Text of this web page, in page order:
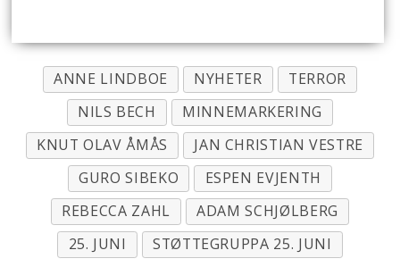
ANNE LINDBOE NYHETER
TERROR
NILS BECH
MINNEMARKERING
KNUT OLAV ÅMÅS
JAN CHRISTIAN VESTRE
GURO SIBEKO
ESPEN EVJENTH
REBECCA ZAHL
ADAM SCHJØLBERG
25. JUNI
STØTTEGRUPPA 25. JUNI